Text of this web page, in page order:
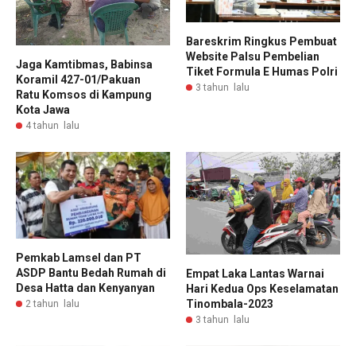
Jaga Kamtibmas, Babinsa
Koramil 427-01/Pakuan
Ratu Komsos di Kampung
Kota Jawa
4 tahun lalu
Bareskrim Ringkus Pembuat
Website Palsu Pembelian
Tiket Formula E Humas Polri
3 tahun lalu
Pemkab Lamsel dan PT
ASDP Bantu Bedah Rumah di
Desa Hatta dan Kenyanyan
2 tahun lalu
Empat Laka Lantas Warnai
Hari Kedua Ops Keselamatan
Tinombala-2023
3 tahun lalu